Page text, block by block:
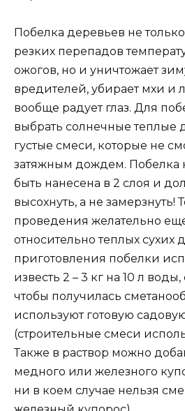
Побелка деревьев не
резких перепадов
ожогов, но и уничтожает
вредителей, убирает мхи и
вообще радует глаз. Для
выбрать солнечные теплые
густые смеси, которые не
затяжным дождем. Побелка
быть нанесена в 2 слоя и
высохнуть, а не замерзнуть!
проведения желательно
относительно теплых сухих
приготовления побелки
известь 2 – 3 кг на 10 л
чтобы получилась
используют готовую
(строительные смеси
Также в раствор можно
медного или железного
ни в коем случае нельзя